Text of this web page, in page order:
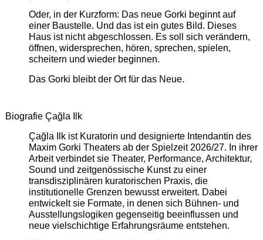
Oder, in der Kurzform: Das neue Gorki beginnt auf
einer Baustelle. Und das ist ein gutes Bild. Dieses
Haus ist nicht abgeschlossen. Es soll sich verändern,
öffnen, widersprechen, hören, sprechen, spielen,
scheitern und wieder beginnen.
Das Gorki bleibt der Ort für das Neue.
Biografie Çağla Ilk
Çağla Ilk ist Kuratorin und designierte Intendantin des
Maxim Gorki Theaters ab der Spielzeit 2026/27. In ihrer
Arbeit verbindet sie Theater, Performance, Architektur,
Sound und zeitgenössische Kunst zu einer
transdisziplinären kuratorischen Praxis, die
institutionelle Grenzen bewusst erweitert. Dabei
entwickelt sie Formate, in denen sich Bühnen- und
Ausstellungslogiken gegenseitig beeinflussen und
neue vielschichtige Erfahrungsräume entstehen.